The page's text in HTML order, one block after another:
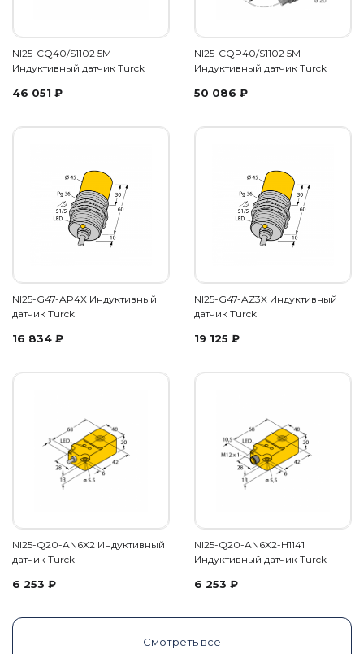
NI25-CQ40/S1102 5M
Индуктивный датчик Turck
46 051 ₽
NI25-CQP40/S1102 5M
Индуктивный датчик Turck
50 086 ₽
NI25-G47-AP4X Индуктивный
датчик Turck
16 834 ₽
NI25-G47-AZ3X Индуктивный
датчик Turck
19 125 ₽
NI25-Q20-AN6X2 Индуктивный
датчик Turck
6 253 ₽
NI25-Q20-AN6X2-H1141
Индуктивный датчик Turck
6 253 ₽
Смотреть все